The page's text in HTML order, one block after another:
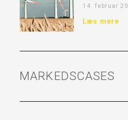
14. februar
Læs mere
MARKEDSCASES